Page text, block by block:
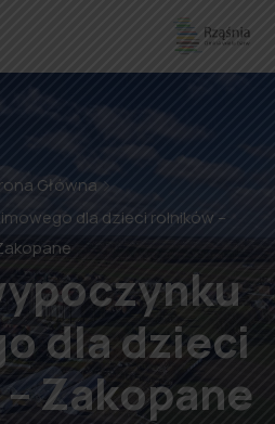
Główna
dla dzieci rolników –
dla dzieci
Zakopane